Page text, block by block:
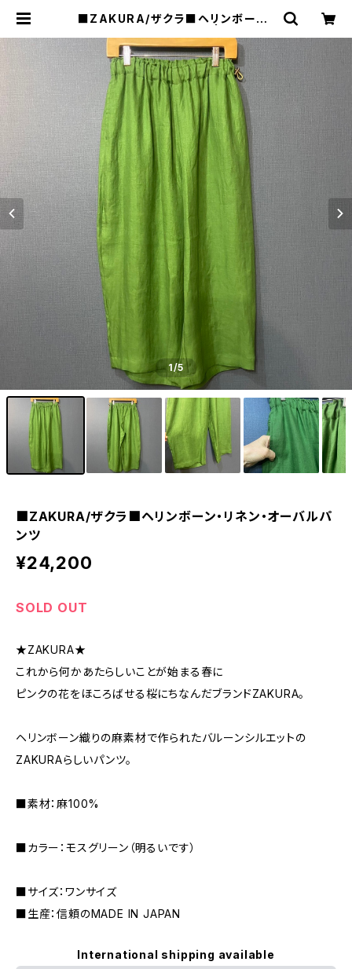
■ZAKURA/ザクラ■ヘリンボーン・
1/5
■ZAKURA/ザクラ■ヘリンボーン・リネン・オーバルパ
ンツ
¥24,200
SOLD OUT
★ZAKURA★
これから何かあたらしいことが始まる春に
ピンクの花をほころばせる桜にちなんだブランドZAKURA。
ヘリンボーン織りの麻素材で作られたバルーンシルエットの
ZAKURAらしいパンツ。
■素材：麻100%
■カラー：モスグリーン（明るいです）
■サイズ：ワンサイズ
■生産：信頼のMADE IN JAPAN
International shipping available